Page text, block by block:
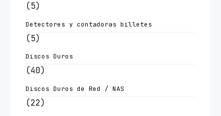
(5)
Detectores y contadoras billetes
(5)
Discos Duros
(40)
Discos Duros de Red / NAS
(22)